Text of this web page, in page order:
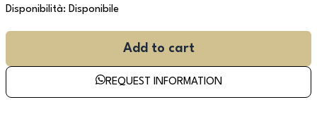
Disponibilità: Disponibile
Add to cart
REQUEST INFORMATION